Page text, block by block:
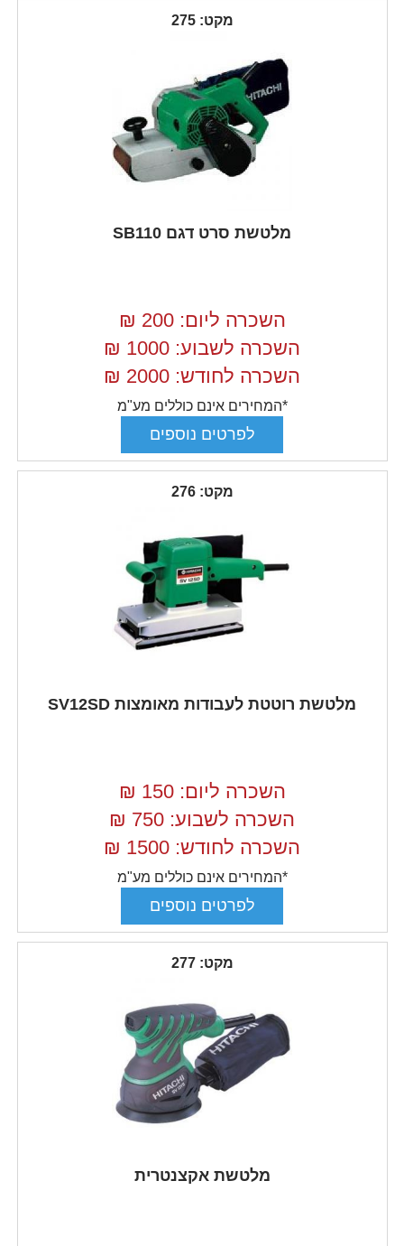
מקט: 275
מלטשת סרט דגם SB110
השכרה ליום: 200
₪
השכרה לשבוע: 1000
₪
השכרה לחודש: 2000
₪
*המחירים אינם כוללים מע"מ
מקט: 276
מלטשת רוטטת לעבודות מאומצות SV12SD
השכרה ליום: 150
₪
השכרה לשבוע: 750
₪
השכרה לחודש: 1500
₪
*המחירים אינם כוללים מע"מ
מקט: 277
מלטשת אקצנטרית